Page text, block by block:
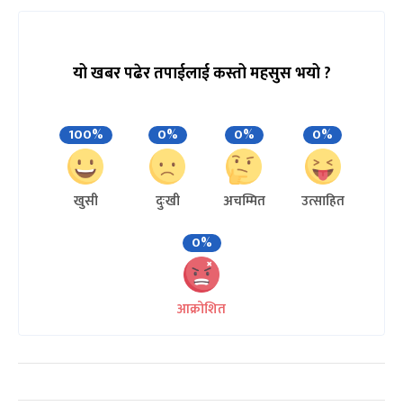
यो खबर पढेर तपाईलाई कस्तो महसुस भयो ?
100%
खुसी
0%
दुःखी
0%
अचम्मित
0%
उत्साहित
0%
आक्रोशित